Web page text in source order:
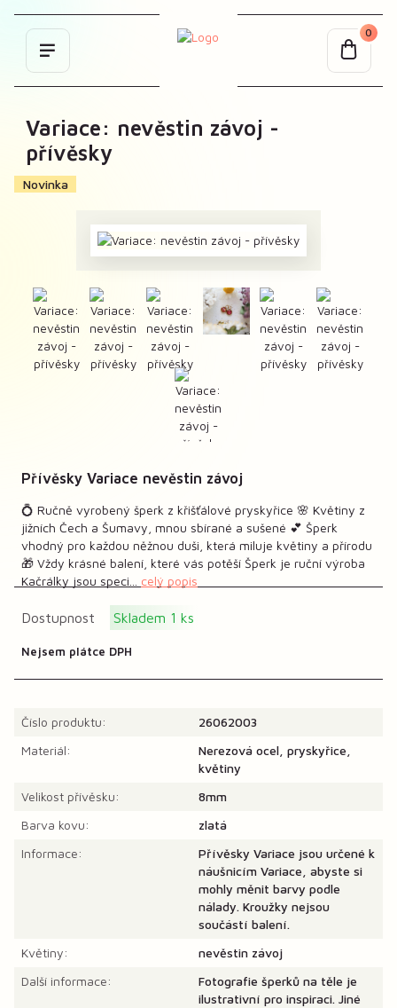
0
Variace: nevěstin závoj -
přívěsky
Novinka
Přívěsky Variace nevěstin závoj
💍 Ručně vyrobený šperk z křišťálové pryskyřice 🌸 Květiny z
jižních Čech a Šumavy, mnou sbírané a sušené 💕 Šperk
vhodný pro každou něžnou duši, která miluje květiny a přírodu
🎁 Vždy krásné balení, které vás potěší Šperk je ruční výroba
Kačrálky jsou speci... celý popis
Dostupnost Skladem 1 ks
Nejsem plátce DPH
Číslo produktu:
26062003
Materiál:
Nerezová ocel, pryskyřice,
květiny
Velikost přívěsku:
8mm
Barva kovu:
zlatá
Informace:
Přívěsky Variace jsou určené k
náušnicím Variace, abyste si
mohly měnit barvy podle
nálady. Kroužky nejsou
součástí balení.
Květiny:
nevěstin závoj
Další informace:
Fotografie šperků na těle je
ilustrativní pro inspiraci. Jiné